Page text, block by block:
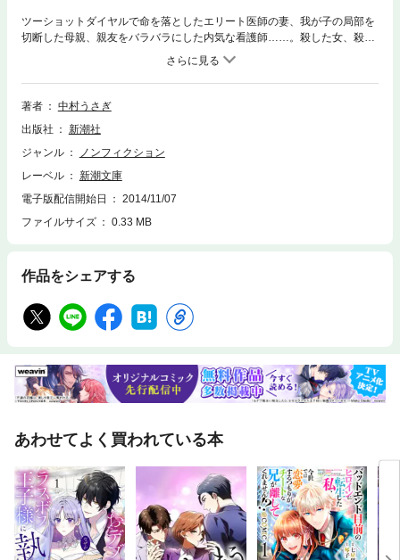
ツーショットダイヤルで命を落としたエリート医師の妻、我が子の局部を
切断した母親、親友をバラバラにした内気な看護師……。殺した女、殺さ
れた女。際限ない欲望、ついに訪れた破滅。彼女たちは焼けるような焦り
に憑かれて「本当の私」を追い求め、狂い、堕ちた。女性が主役を演じた
13事件の闇に迫る圧倒的ドキュメント！ 女の自意識は、それ自体、病で
ある。これは、あなたの物語。
著者
中村うさぎ
出版社
新潮社
ジャンル
ノンフィクション
レーベル
新潮文庫
電子版配信開始日
2014/11/07
ファイルサイズ
0.33 MB
作品をシェアする
あわせてよく買われている本